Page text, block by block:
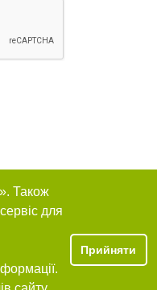
Також
для
Прийняти